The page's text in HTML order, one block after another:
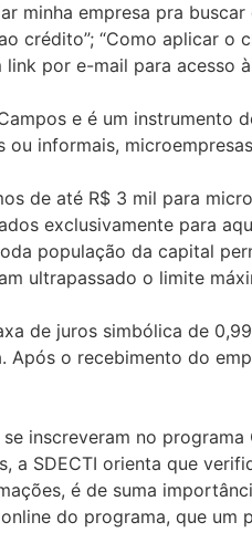
minha empresa pra buscar
crédito”; “Como aplicar o
por e-mail para acesso
e é um instrumento
informais,
de até R$ 3 mil para
exclusivamente para
população da capital
ultrapassado o limite
de juros simbólica de
Após o recebimento do
se inscreveram no
a SDECTI orienta que
é de suma
do programa, que um